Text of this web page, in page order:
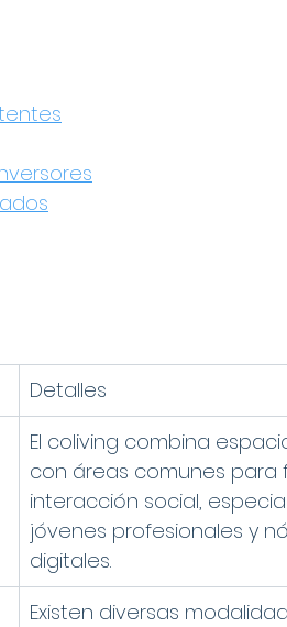
Detalles
El coliving combina
con áreas comunes
interacción social,
jóvenes profesionales y
digitales.
Existen diversas